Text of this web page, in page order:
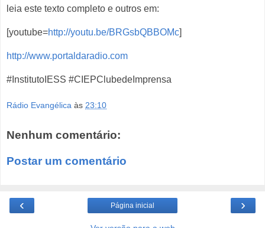
leia este texto completo e outros em:
[youtube=http://youtu.be/BRGsbQBBOMc]
http://www.portaldaradio.com
#InstitutoIESS #CIEPClubedeImprensa
Rádio Evangélica às 23:10
Nenhum comentário:
Postar um comentário
‹ ›
Página inicial